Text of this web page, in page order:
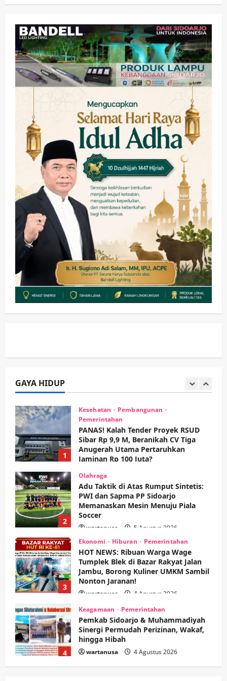
GAYA HIDUP
2
Olahraga
Adu Taktik di Atas Rumput Sintetis:
PWI dan Sapma PP Sidoarjo
Memanaskan Mesin Menuju Piala
Soccer
wartanusa 5 Agustus 2026
3
Ekonomi Hiburan Pemerintahan
HOT NEWS: Ribuan Warga Wage
Tumplek Blek di Bazar Rakyat Jalan
Jambu, Borong Kuliner UMKM Sambil
Nonton Jaranan!
wartanusa 4 Agustus 2026
Keagamaan Pemerintahan
Pemkab Sidoarjo & Muhammadiyah
Sinergi Permudah Perizinan, Wakaf,
5
1
Kesehatan
Pembangunan
Pemerintahan
PANAS! Kalah Tender Proyek RSUD
Sibar Rp 9,9 M, Beranikah CV Tiga
Anugerah Utama Pertaruhkan
Jaminan Rp 100 Juta?
2
Olahraga
Adu Taktik di Atas Rumput Sintetis:
PWI dan Sapma PP Sidoarjo
Memanaskan Mesin Menuju Piala
Soccer
wartanusa 5 Agustus 2026
3
Ekonomi Hiburan Pemerintahan
HOT NEWS: Ribuan Warga Wage
Tumplek Blek di Bazar Rakyat Jalan
Jambu, Borong Kuliner UMKM Sambil
Nonton Jaranan!
wartanusa 4 Agustus 2026
4
Keagamaan Pemerintahan
Pemkab Sidoarjo & Muhammadiyah
Sinergi Permudah Perizinan, Wakaf,
hingga Hibah
wartanusa 4 Agustus 2026